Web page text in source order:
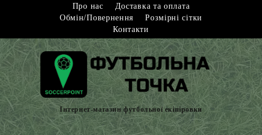
Про нас
Доставка та оплата
Обмін/Повернення
Розмірні сітки
Контакти
Інтернет-магазин футбольної екіпіровки